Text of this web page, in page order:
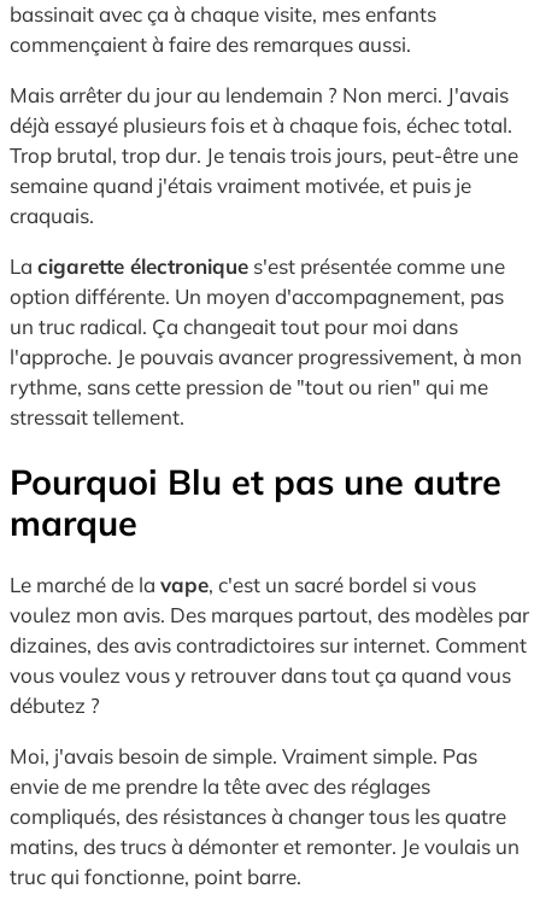
bassinait avec ça à chaque visite, mes enfants
commençaient à faire des remarques aussi.
Mais arrêter du jour au lendemain ? Non merci. J'avais
déjà essayé plusieurs fois et à chaque fois, échec total.
Trop brutal, trop dur. Je tenais trois jours, peut-être une
semaine quand j'étais vraiment motivée, et puis je
craquais.
La cigarette électronique s'est présentée comme une
option différente. Un moyen d'accompagnement, pas
un truc radical. Ça changeait tout pour moi dans
l'approche. Je pouvais avancer progressivement, à mon
rythme, sans cette pression de "tout ou rien" qui me
stressait tellement.
Pourquoi Blu et pas une autre
marque
Le marché de la vape, c'est un sacré bordel si vous
voulez mon avis. Des marques partout, des modèles par
dizaines, des avis contradictoires sur internet. Comment
vous voulez vous y retrouver dans tout ça quand vous
débutez ?
Moi, j'avais besoin de simple. Vraiment simple. Pas
envie de me prendre la tête avec des réglages
compliqués, des résistances à changer tous les quatre
matins, des trucs à démonter et remonter. Je voulais un
truc qui fonctionne, point barre.